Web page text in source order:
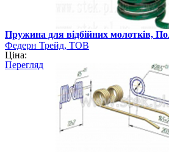
Пружина для відбійних молотків,
Федерн Трейд, ТОВ
Ціна:
Перегляд